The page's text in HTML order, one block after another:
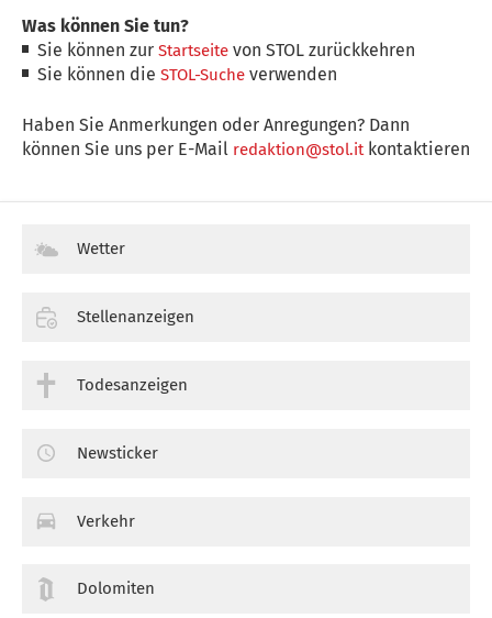
Was können Sie tun?
Sie können zurStartseite von STOL zurückkehren
Sie können dieSTOL-Suche verwenden
Haben Sie Anmerkungen oder Anregungen? Dann
können Sie uns per E-Mail redaktion@stol.itkontaktieren
Wetter
Stellenanzeigen
Todesanzeigen
Newsticker
Verkehr
Dolomiten